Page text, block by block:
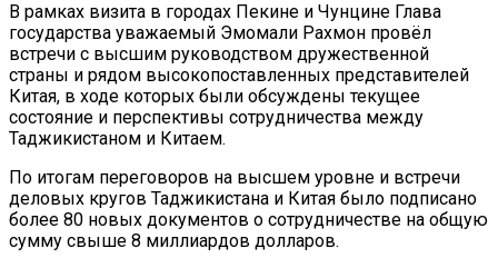
В рамках визита в городах Пекине и Чунцине Глава
государства уважаемый Эмомали Рахмон провёл
встречи с высшим руководством дружественной
страны и рядом высокопоставленных представителей
Китая, в ходе которых были обсуждены текущее
состояние и перспективы сотрудничества между
Таджикистаном и Китаем.
По итогам переговоров на высшем уровне и встречи
деловых кругов Таджикистана и Китая было подписано
более 80 новых документов о сотрудничестве на общую
сумму свыше 8 миллиардов долларов.